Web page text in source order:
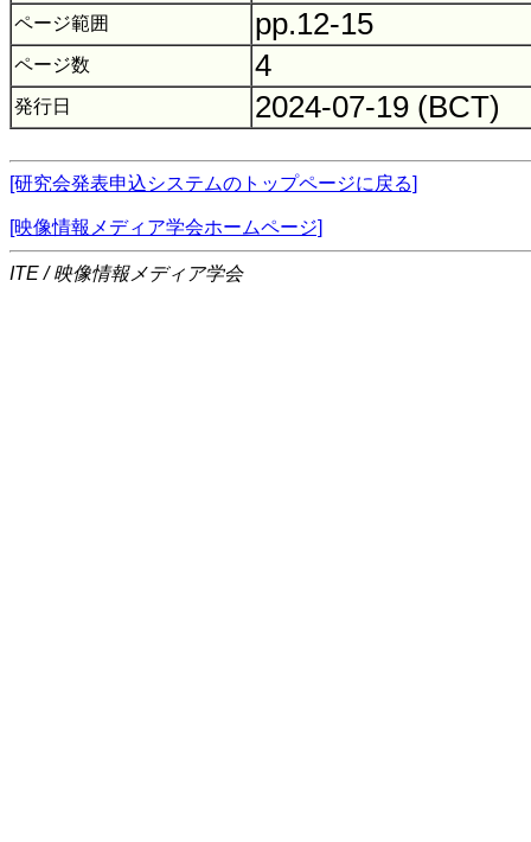
ページ範囲 pp.12-15
ページ数 4
発行日 2024-07-19 (BCT)
[研究会発表申込システムのトップページに戻る]
[映像情報メディア学会ホームページ]
ITE / 映像情報メディア学会